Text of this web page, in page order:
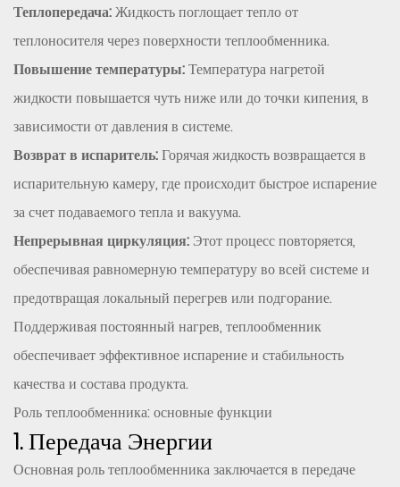
эксплуатации
8
Преимущества
правильно
спроектированного
теплообменника
в
испарителе
с
внешней
циркуляцией
Заключение
Теплопередача:Жидкость поглощает тепло от
теплоносителя через поверхности теплообменника.
Повышение температуры:Температура нагретой
жидкости повышается чуть ниже или до точки кипения, в
зависимости от давления в системе.
Возврат в испаритель:Горячая жидкость возвращается в
испарительную камеру, где происходит быстрое испарение
за счет подаваемого тепла и вакуума.
Непрерывная циркуляция: Этот процесс повторяется,
обеспечивая равномерную температуру во всей системе и
предотвращая локальный перегрев или подгорание.
Поддерживая постоянный нагрев, теплообменник
обеспечивает эффективное испарение и стабильность
качества и состава продукта.
Роль теплообменника: основные функции
1. Передача Энергии
Основная роль теплообменника заключается в передаче